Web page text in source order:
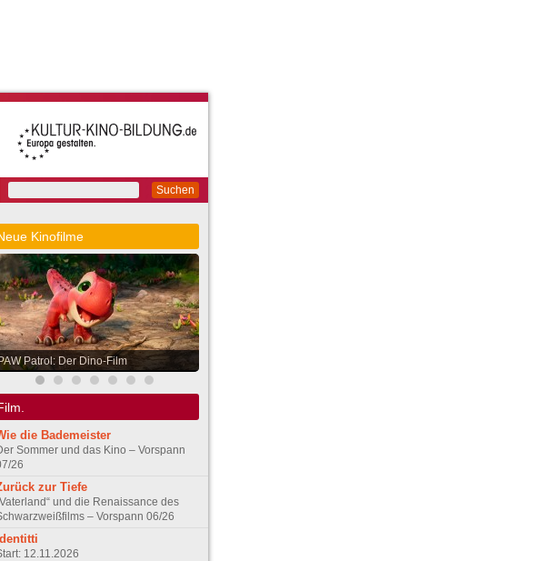
Suchen
Kinofilme
PAW Patrol: Der Dino-Film
die Bademeister
Sommer und das Kino – Vorspann
26
zur Tiefe
„Vaterland“ und die Renaissance des
– Vorspann 06/26
Identitti
12.11.2026